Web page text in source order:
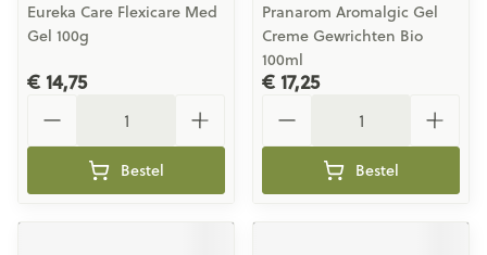
Eureka Care Flexicare Med
Gel 100g
€ 14,75
Bestel
Pranarom Aromalgic Gel
Creme Gewrichten Bio
100ml
€ 17,25
Bestel